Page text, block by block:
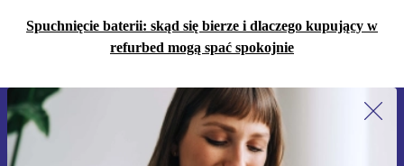
Spuchnięcie baterii: skąd się bierze i dlaczego kupujący w
refurbed mogą spać spokojnie
Zapisz się na nasz newsletter!
Nie przegap żadnej oferty.